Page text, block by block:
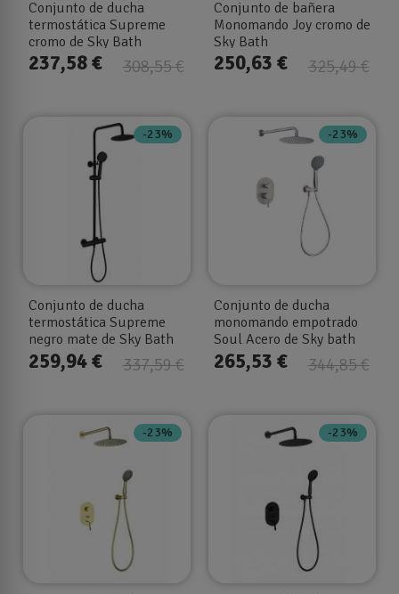
Conjunto de ducha
termostática Supreme
cromo de Sky Bath
308,55 €
237,58 €
Conjunto de bañera
Monomando Joy cromo de
Sky Bath
325,49 €
250,63 €
-23%
Conjunto de ducha
termostática Supreme
negro mate de Sky Bath
337,59 €
259,94 €
-23%
Conjunto de ducha
monomando empotrado
Soul Acero de Sky bath
344,85 €
265,53 €
-23% -23%